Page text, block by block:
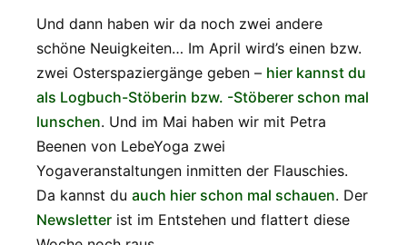
Und dann haben wir da noch zwei andere
schöne Neuigkeiten… Im April wird’s einen bzw.
zwei Osterspaziergänge geben – hier kannst du
als Logbuch-Stöberin bzw. -Stöberer schon mal
lunschen. Und im Mai haben wir mit Petra
Beenen von LebeYoga zwei
Yogaveranstaltungen inmitten der Flauschies.
Da kannst du auch hier schon mal schauen. Der
Newsletter ist im Entstehen und flattert diese